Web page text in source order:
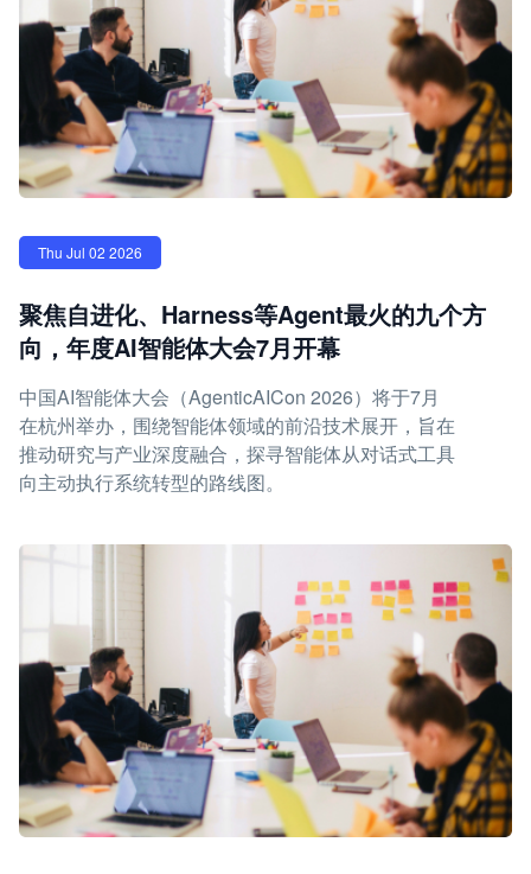
Thu Jul 02 2026
聚焦自进化、Harness等Agent最火的九个方
向，年度AI智能体大会7月开幕
中国AI智能体大会（AgenticAICon 2026）将于7月
在杭州举办，围绕智能体领域的前沿技术展开，旨在
推动研究与产业深度融合，探寻智能体从对话式工具
向主动执行系统转型的路线图。